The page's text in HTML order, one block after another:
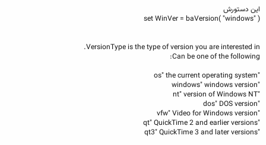
این دستورش
set WinVer = baVersion( "windows" )
VersionType is the type of version you are interested in.
Can be one of the following:
"os" the current operating system
"windows" windows version
"nt" version of Windows NT
"dos" DOS version
"vfw" Video for Windows version
"qt" QuickTime 2 and earlier versions
"qt3" QuickTime 3 and later versions